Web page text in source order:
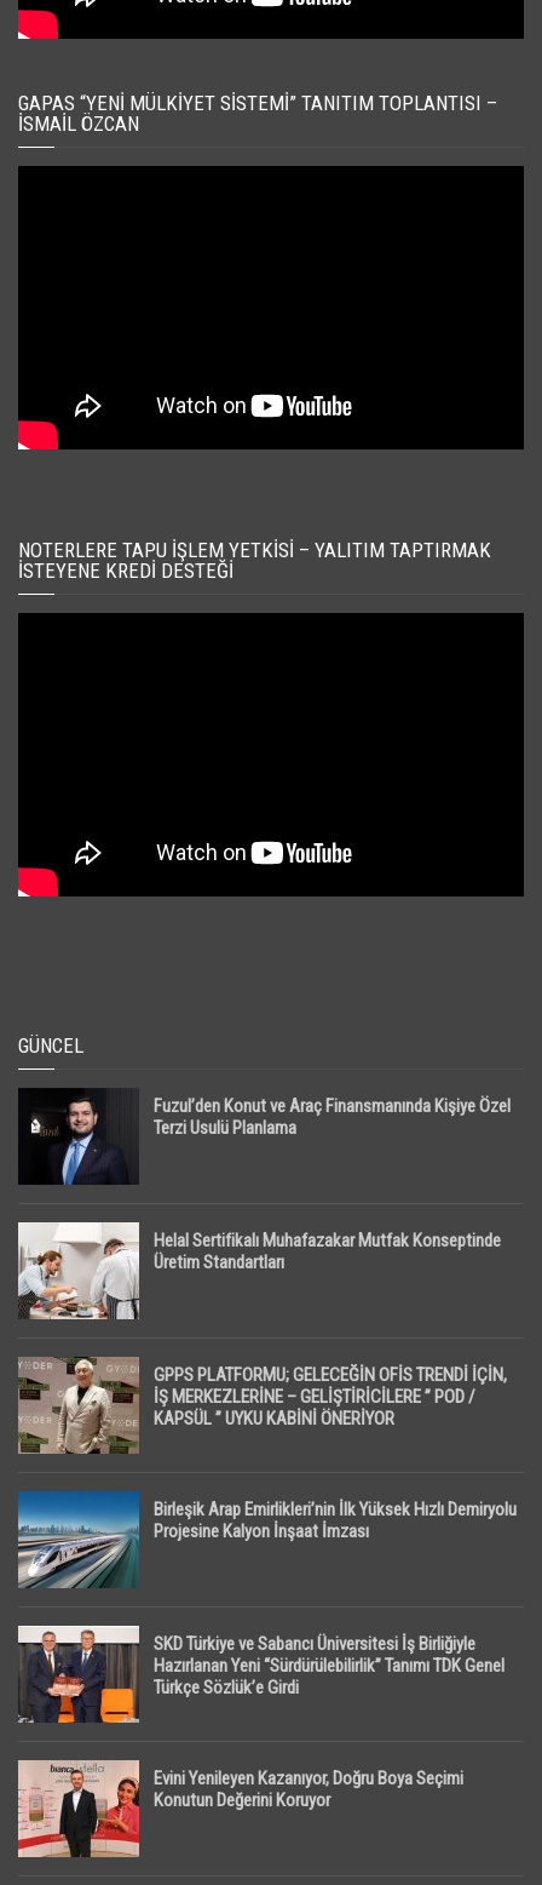
GAPAS “YENI MÜLKIYET SISTEMI” TANITIM TOPLANTISI –
İSMAIL ÖZCAN
NOTERLERE TAPU İŞLEM YETKISI – YALITIM TAPTIRMAK
İSTEYENE KREDI DESTEĞI
GÜNCEL
Fuzul’den Konut ve Araç Finansmanında Kişiye Özel
Terzi Usulü Planlama
Helal Sertifikalı Muhafazakar Mutfak Konseptinde
Üretim Standartları
GPPS PLATFORMU; GELECEĞİN OFİS TRENDİ İÇİN,
İŞ MERKEZLERİNE – GELİŞTİRİCİLERE ” POD /
KAPSÜL ” UYKU KABİNİ ÖNERİYOR
Birleşik Arap Emirlikleri’nin İlk Yüksek Hızlı Demiryolu
Projesine Kalyon İnşaat İmzası
SKD Türkiye ve Sabancı Üniversitesi İş Birliğiyle
Hazırlanan Yeni “Sürdürülebilirlik” Tanımı TDK Genel
Türkçe Sözlük’e Girdi
Evini Yenileyen Kazanıyor, Doğru Boya Seçimi
Konutun Değerini Koruyor